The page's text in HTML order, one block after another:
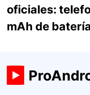
oficiales:
mAh de